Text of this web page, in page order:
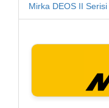
Mirka DEOS II Serisi